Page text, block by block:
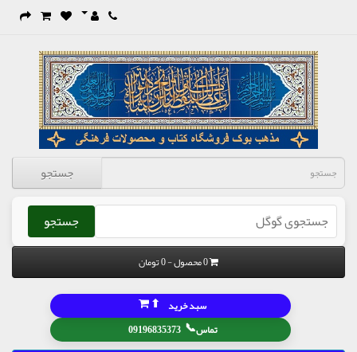
جستجو
جستجو
0 محصول - 0 تومان
تماس📞
09196835373
سبد خرید ⬆